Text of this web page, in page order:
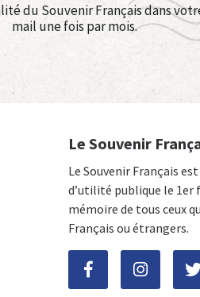
du Souvenir Français dans
mail une fois par mois.
Le Souvenir
Le Souvenir Français
d’utilité publique le 1er
mémoire de tous ceux
Français ou étrangers.